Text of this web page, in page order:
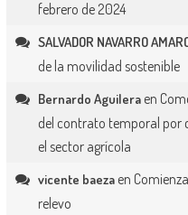
febrero de 2024
SALVADOR NAVARRO
de la movilidad sostenible
Bernardo Aguileraen
del contrato temporal por
el sector agrícola
vicente baezaen
relevo